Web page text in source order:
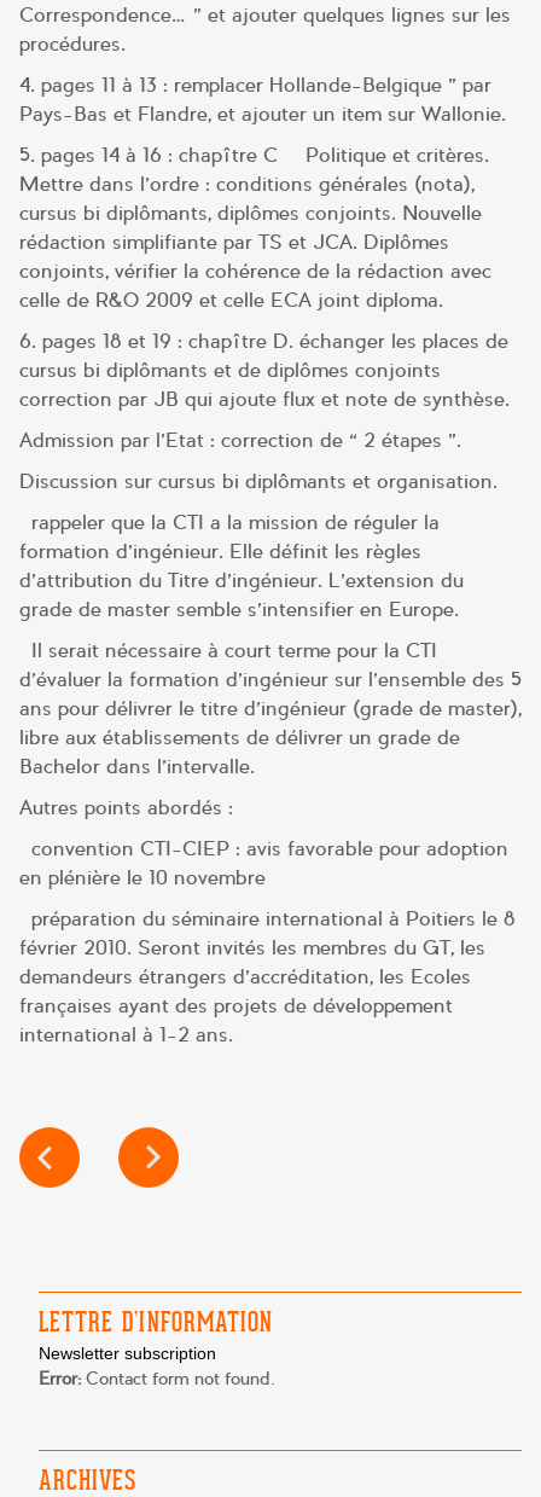
Correspondence… » et ajouter quelques lignes sur les
procédures.
4. pages 11 à 13 : remplacer Hollande-Belgique » par
Pays-Bas et Flandre, et ajouter un item sur Wallonie.
5. pages 14 à 16 : chapître C – Politique et critères.
Mettre dans l’ordre : conditions générales (nota),
cursus bi diplômants, diplômes conjoints. Nouvelle
rédaction simplifiante par TS et JCA. Diplômes
conjoints, vérifier la cohérence de la rédaction avec
celle de R&O 2009 et celle ECA joint diploma.
6. pages 18 et 19 : chapître D. échanger les places de
cursus bi diplômants et de diplômes conjoints –
correction par JB qui ajoute flux et note de synthèse.
Admission par l’Etat : correction de « 2 étapes ».
Discussion sur cursus bi diplômants et organisation.
rappeler que la CTI a la mission de réguler la
formation d’ingénieur. Elle définit les règles
d’attribution du Titre d’ingénieur. L’extension du
grade de master semble s’intensifier en Europe.
Il serait nécessaire à court terme pour la CTI
d’évaluer la formation d’ingénieur sur l’ensemble des 5
ans pour délivrer le titre d’ingénieur (grade de master),
libre aux établissements de délivrer un grade de
Bachelor dans l’intervalle.
Autres points abordés :
convention CTI-CIEP : avis favorable pour adoption
en plénière le 10 novembre
préparation du séminaire international à Poitiers le 8
février 2010. Seront invités les membres du GT, les
demandeurs étrangers d’accréditation, les Ecoles
françaises ayant des projets de développement
international à 1-2 ans.
POST
NAVIGATION
LETTRE D’INFORMATION
Newsletter subscription
Error: Contact form not found.
ARCHIVES